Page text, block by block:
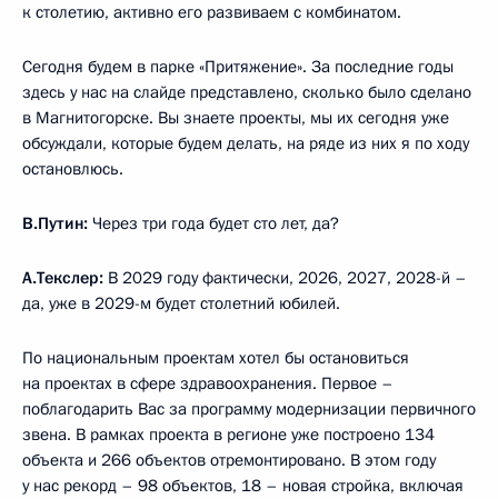
к столетию, активно его развиваем с комбинатом.
Сегодня будем в парке «Притяжение». За последние годы
здесь у нас на слайде представлено, сколько было сделано
в Магнитогорске. Вы знаете проекты, мы их сегодня уже
обсуждали, которые будем делать, на ряде из них я по ходу
остановлюсь.
В.Путин: Через три года будет сто лет, да?
А.Текслер: В 2029 году фактически, 2026, 2027, 2028-й –
да, уже в 2029-м будет столетний юбилей.
По национальным проектам хотел бы остановиться
на проектах в сфере здравоохранения. Первое –
поблагодарить Вас за программу модернизации первичного
звена. В рамках проекта в регионе уже построено 134
объекта и 266 объектов отремонтировано. В этом году
у нас рекорд – 98 объектов, 18 – новая стройка, включая